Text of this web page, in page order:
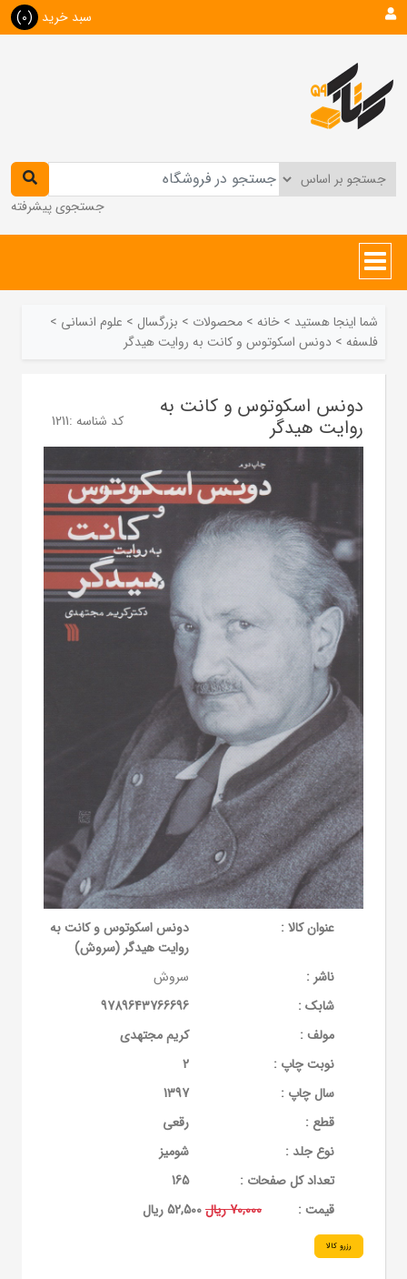
سبد خرید (0)
جستجوی پیشرفته
شما اینجا هستید > خانه > محصولات > بزرگسال > علوم انسانی >
فلسفه > دونس اسکوتوس و کانت به روایت هیدگر
دونس اسکوتوس و کانت به
روایت هیدگر کد شناسه :1211
عنوان کالا :
دونس اسکوتوس و کانت به
روایت هیدگر (سروش)
ناشر :
سروش
شابک :
9789643766696
مولف :
کریم مجتهدی
نوبت چاپ :
2
سال چاپ :
1397
قطع :
رقعی
نوع جلد :
شومیز
تعداد کل صفحات :
165
قيمت :
70,000 ریال 52,500 ریال
رزرو کالا